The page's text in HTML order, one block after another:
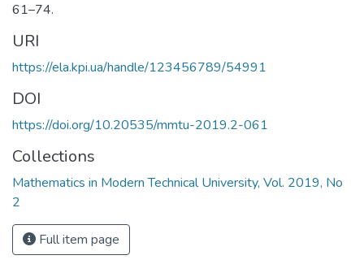
61–74.
URI
https://ela.kpi.ua/handle/123456789/54991
DOI
https://doi.org/10.20535/mmtu-2019.2-061
Collections
Mathematics in Modern Technical University, Vol. 2019, No
2
Full item page